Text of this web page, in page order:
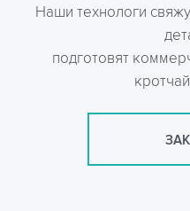
Наши технологи
подготовят